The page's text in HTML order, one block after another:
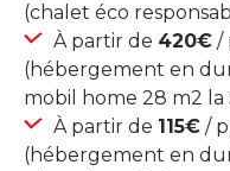
(chalet éco
À partir de 420€ /
(hébergement en
mobil home 28 m2 la
À partir de 115€ /
(hébergement en